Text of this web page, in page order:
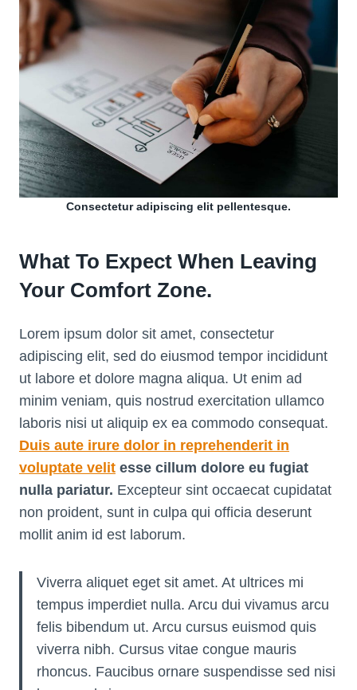
Consectetur adipiscing elit pellentesque.
What To Expect When Leaving
Your Comfort Zone.
Lorem ipsum dolor sit amet, consectetur
adipiscing elit, sed do eiusmod tempor incididunt
ut labore et dolore magna aliqua. Ut enim ad
minim veniam, quis nostrud exercitation ullamco
laboris nisi ut aliquip ex ea commodo consequat.
Duis aute irure dolor in reprehenderit in
voluptate velit esse cillum dolore eu fugiat
nulla pariatur. Excepteur sint occaecat cupidatat
non proident, sunt in culpa qui officia deserunt
mollit anim id est laborum.
Viverra aliquet eget sit amet. At ultrices mi
tempus imperdiet nulla. Arcu dui vivamus arcu
felis bibendum ut. Arcu cursus euismod quis
viverra nibh. Cursus vitae congue mauris
rhoncus. Faucibus ornare suspendisse sed nisi